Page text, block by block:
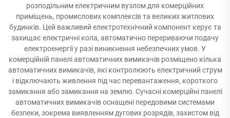
розподільним електричним вузлом для комерційних
приміщень, промислових комплексів та великих житлових
будинків. Цей важливий електротехнічний компонент керує та
захищає електричні кола, автоматично перериваючи подачу
електроенергії у разі виникнення небезпечних умов. У
комерційній панелі автоматичних вимикачів розміщено кілька
автоматичних вимикачів, які контролюють електричний струм
і відключають живлення під час перевантаження, короткого
замикання або замикання на землю. Сучасні комерційні панелі
автоматичних вимикачів оснащені передовими системами
безпеки, зокрема виявленням дугових розрядів, захистом від